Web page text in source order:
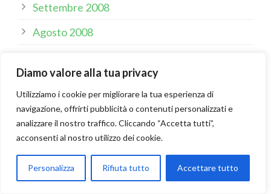
Diamo valore alla tua privacy
Utilizziamo i cookie per migliorare la tua esperienza di
navigazione, offrirti pubblicità o contenuti personalizzati e
analizzare il nostro traffico. Cliccando “Accetta tutti”,
acconsenti al nostro utilizzo dei cookie.
Personalizza Rifiuta tutto Accettare tutto
Settembre 2008
Agosto 2008
Aprile 2008
Febbraio 2008
Gennaio 2008